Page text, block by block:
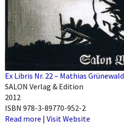
Ex Libris Nr. 22 – Mathias Grünewald
SALON Verlag & Edition
2012
ISBN 978-3-89770-952-2
Read more | Visit Website